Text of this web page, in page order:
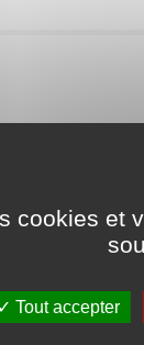
Produit
cookies et
Tout accepter